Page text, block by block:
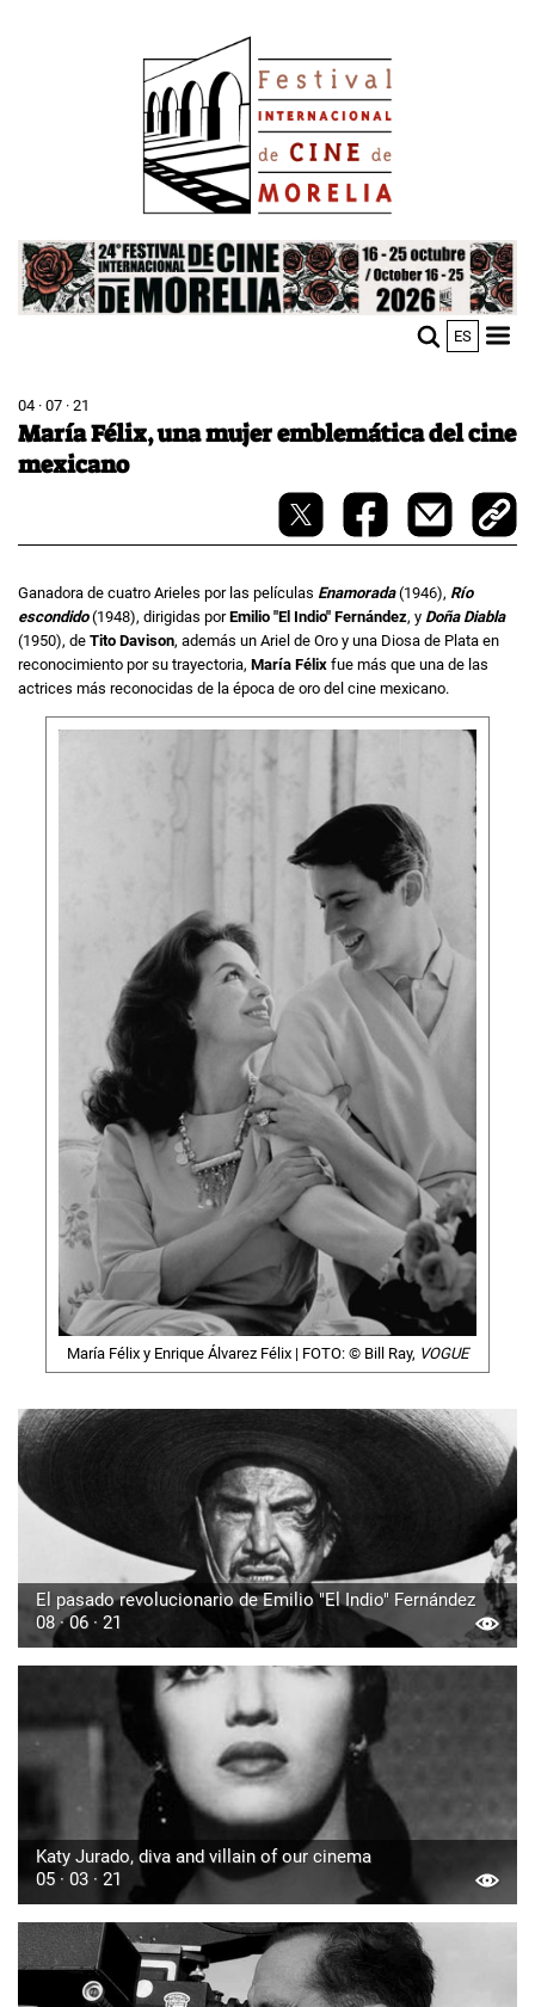
Image
ES
04 · 07 · 21
María Félix, una mujer emblemática del cine
mexicano
Ganadora de cuatro Arieles por las películas Enamorada(1946), Río
escondido(1948), dirigidas porEmilio "El Indio" Fernández, y Doña Diabla
(1950), de Tito Davison, además un Ariel de Oro y una Diosa de Plata en
reconocimiento por su trayectoria, María Félix fue más que una de las
actrices más reconocidas de la época de oro del cine mexicano.
María Félix y Enrique Álvarez Félix | FOTO: © Bill Ray, VOGUE
El pasado revolucionario de Emilio "El Indio" Fernández
08 · 06 · 21
Katy Jurado, diva and villain of our cinema
05 · 03 · 21